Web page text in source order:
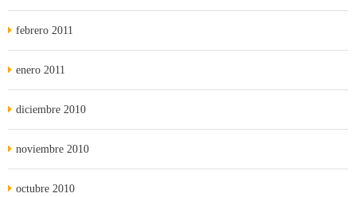
febrero 2011
enero 2011
diciembre 2010
noviembre 2010
octubre 2010